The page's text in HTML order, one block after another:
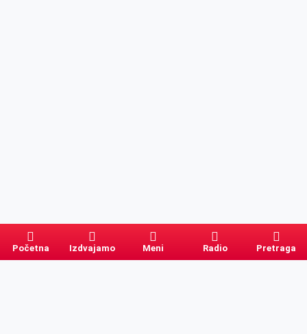
Početna Izdvajamo Meni Radio Pretraga